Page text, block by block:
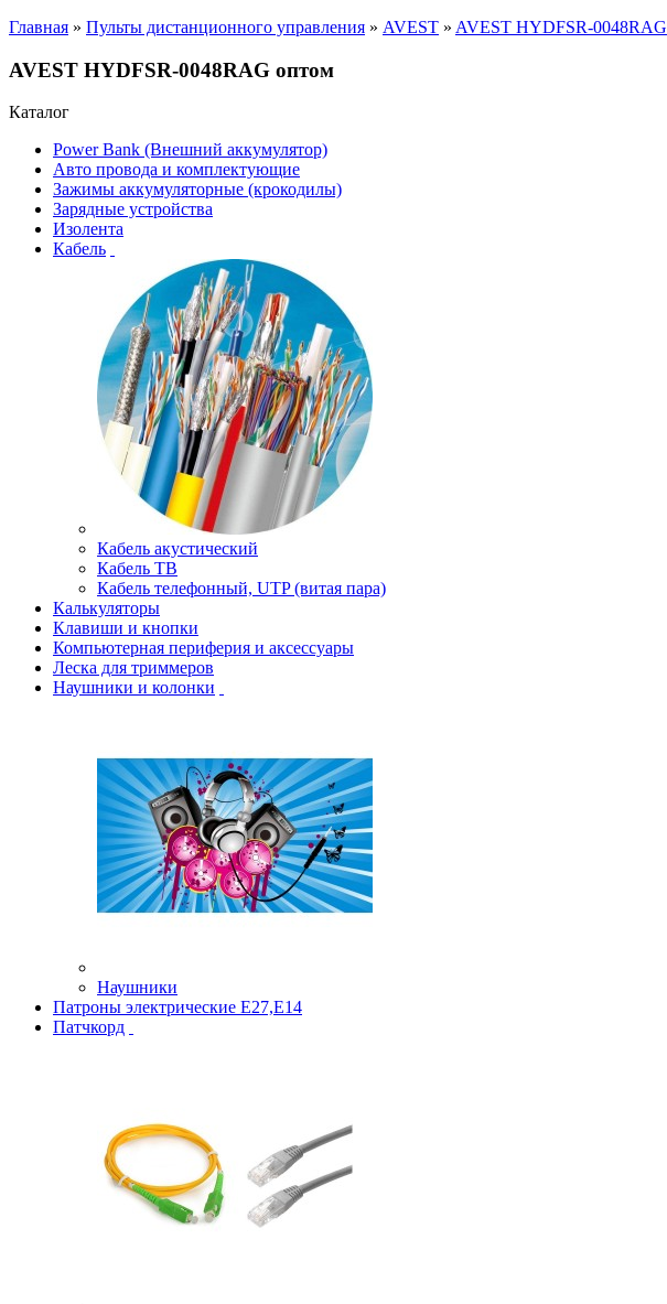
Главная » Пульты дистанционного управления » AVEST » AVEST HYDFSR-0048RAG
AVEST HYDFSR-0048RAG оптом
Каталог
Power Bank (Внешний аккумулятор)
Авто провода и комплектующие
Зажимы аккумуляторные (крокодилы)
Зарядные устройства
Изолента
Кабель
Кабель акустический
Кабель ТВ
Кабель телефонный, UTP (витая пара)
Калькуляторы
Клавиши и кнопки
Компьютерная периферия и аксессуары
Леска для триммеров
Наушники и колонки
Наушники
Патроны электрические Е27,Е14
Патчкорд